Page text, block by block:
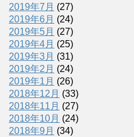
2019年7月 (27)
2019年6月 (24)
2019年5月 (27)
2019年4月 (25)
2019年3月 (31)
2019年2月 (24)
2019年1月 (26)
2018年12月 (33)
2018年11月 (27)
2018年10月 (24)
2018年9月 (34)